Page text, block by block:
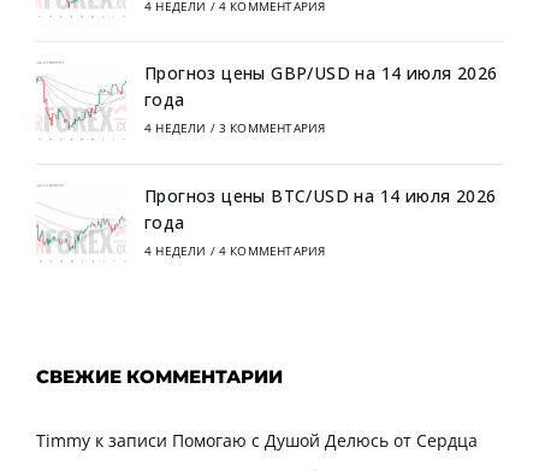
4 НЕДЕЛИ / 4 КОММЕНТАРИЯ
Прогноз цены GBP/USD на 14 июля 2026
года
4 НЕДЕЛИ / 3 КОММЕНТАРИЯ
Прогноз цены BTC/USD на 14 июля 2026
года
4 НЕДЕЛИ / 4 КОММЕНТАРИЯ
СВЕЖИЕ КОММЕНТАРИИ
Timmy к записи Помогаю с Душой Делюсь от Сердца